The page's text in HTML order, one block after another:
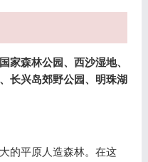
家森林公园、西沙湿地、
长兴岛郊野公园、明珠湖
的平原人造森林。在这